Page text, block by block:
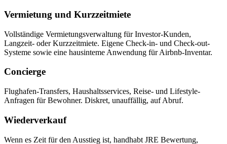
Vermietung und Kurzzeitmiete
Vollständige Vermietungsverwaltung für Investor-Kunden,
Langzeit- oder Kurzzeitmiete. Eigene Check-in- und Check-out-
Systeme sowie eine hausinteme Anwendung für Airbnb-Inventar.
Concierge
Flughafen-Transfers, Haushaltsservices, Reise- und Lifestyle-
Anfragen für Bewohner. Diskret, unauffällig, auf Abruf.
Wiederverkauf
Wenn es Zeit für den Ausstieg ist, handhabt JRE Bewertung,